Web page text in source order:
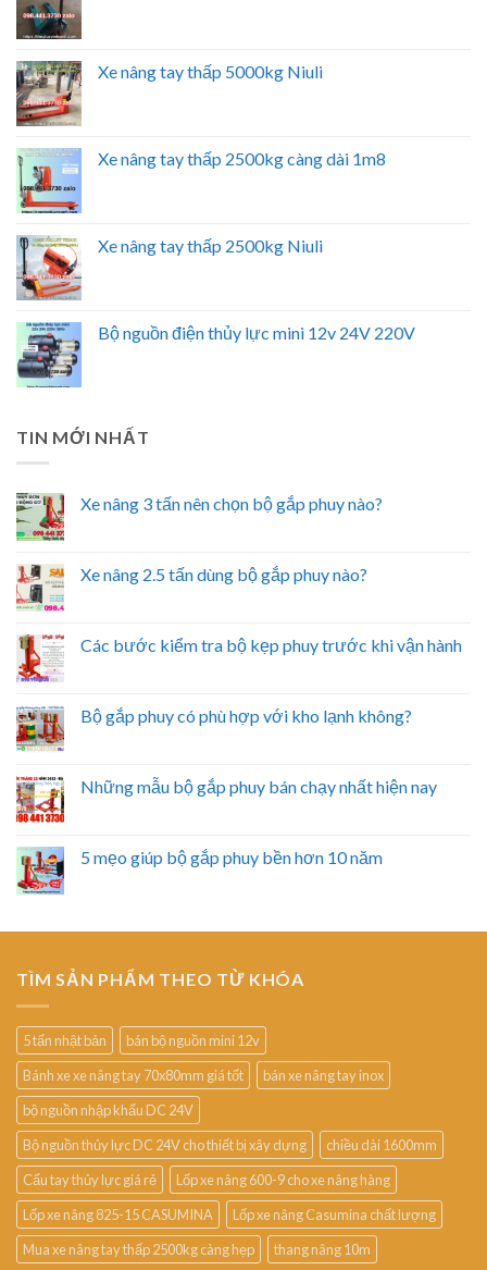
Xe nâng tay thấp 5000kg Niuli
Xe nâng tay thấp 2500kg càng dài 1m8
Xe nâng tay thấp 2500kg Niuli
Bộ nguồn điện thủy lực mini 12v 24V 220V
TIN MỚI NHẤT
Xe nâng 3 tấn nên chọn bộ gắp phuy nào?
Xe nâng 2.5 tấn dùng bộ gắp phuy nào?
Các bước kiểm tra bộ kẹp phuy trước khi vận hành
Bộ gắp phuy có phù hợp với kho lạnh không?
Những mẫu bộ gắp phuy bán chạy nhất hiện nay
5 mẹo giúp bộ gắp phuy bền hơn 10 năm
TÌM SẢN PHẨM THEO TỪ KHÓA
5 tấn nhật bản
bán bộ nguồn mini 12v
Bánh xe xe nâng tay 70x80mm giá tốt
bán xe nâng tay inox
bộ nguồn nhập khẩu DC 24V
Bộ nguồn thủy lực DC 24V cho thiết bị xây dựng
chiều dài 1600mm
Cẩu tay thủy lực giá rẻ
Lốp xe nâng 600-9 cho xe nâng hàng
Lốp xe nâng 825-15 CASUMINA
Lốp xe nâng Casumina chất lượng
Mua xe nâng tay thấp 2500kg càng hẹp
thang nâng 10m